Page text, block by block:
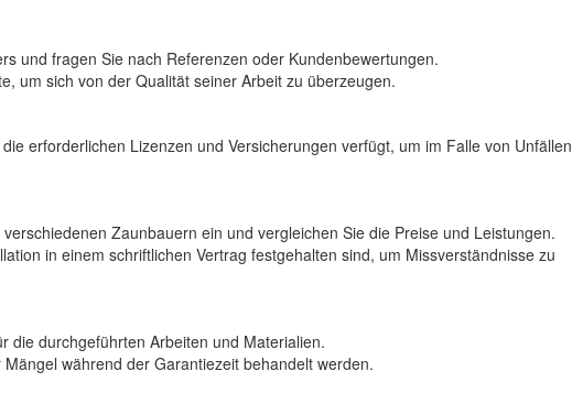
und fragen Sie nach Referenzen oder Kundenbewertungen.
um sich von der Qualität seiner Arbeit zu überzeugen.
erforderlichen Lizenzen und Versicherungen verfügt, um im Falle von Unfällen
Zaunbauern ein und vergleichen Sie die Preise und Leistungen.
in einem schriftlichen Vertrag festgehalten sind, um Missverständnisse zu
die durchgeführten Arbeiten und Materialien.
während der Garantiezeit behandelt werden.